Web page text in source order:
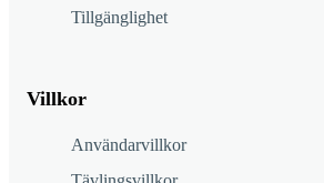
Tillgänglighet
Villkor
Användarvillkor